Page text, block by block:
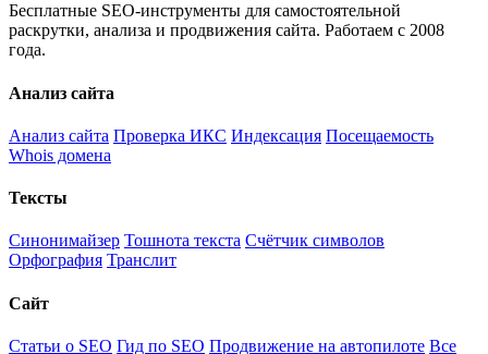
Бесплатные SEO-инструменты для самостоятельной
раскрутки, анализа и продвижения сайта. Работаем с 2008
года.
Анализ сайта
Анализ сайта Проверка ИКС Индексация Посещаемость
Whois домена
Тексты
Синонимайзер Тошнота текста Счётчик символов
Орфография Транслит
Сайт
Статьи о SEO Гид по SEO Продвижение на автопилоте Все